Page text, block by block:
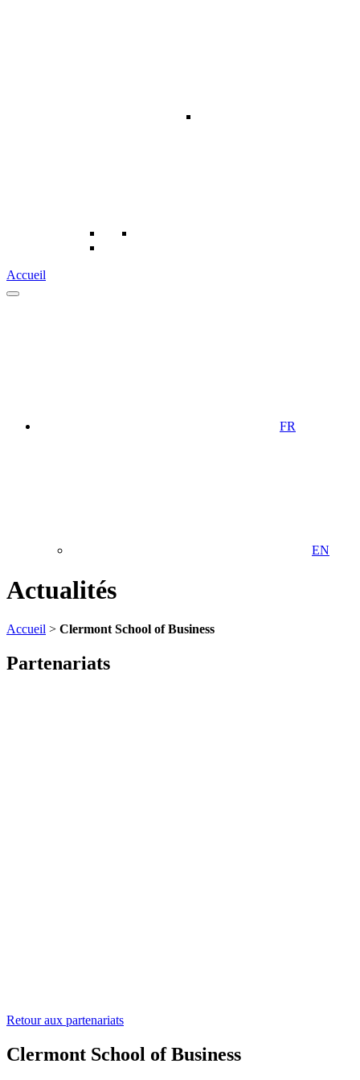
Accueil
FR
EN
Actualités
Accueil > Clermont School of Business
Partenariats
Retour aux partenariats
Clermont School of Business